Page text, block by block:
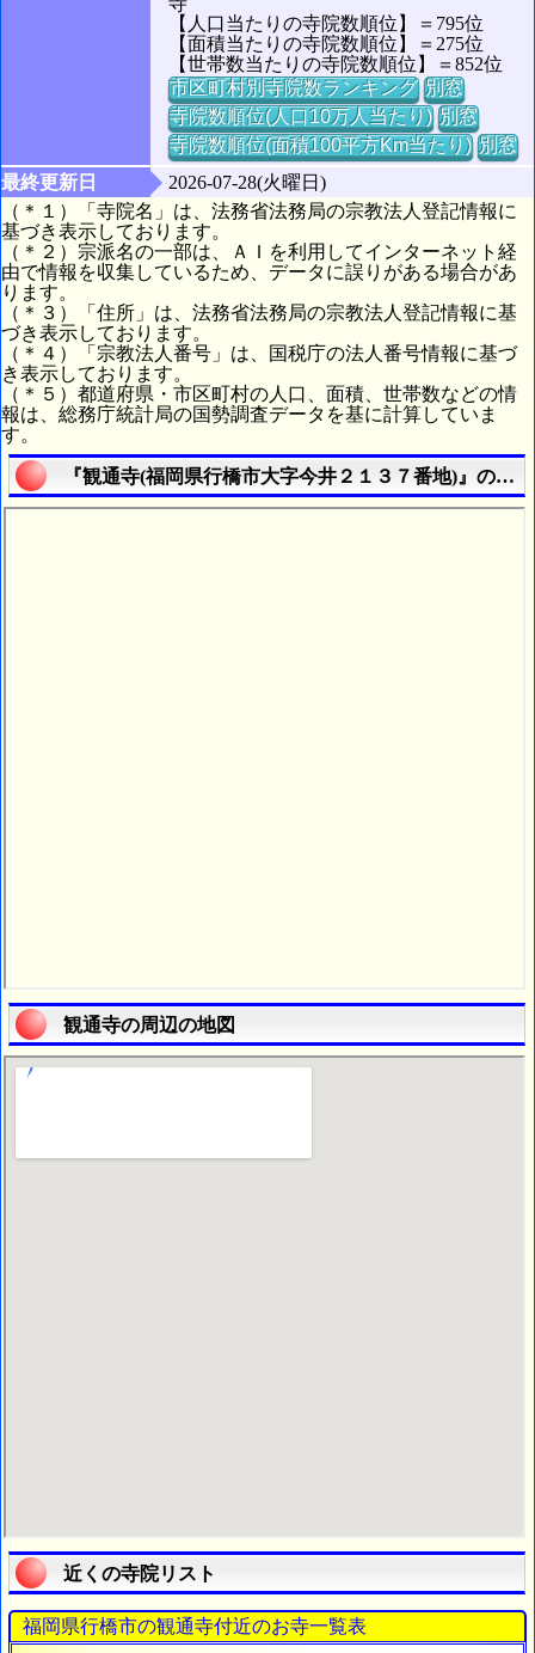
【人口当たりの寺院数順位】＝795位
【面積当たりの寺院数順位】＝275位
【世帯数当たりの寺院数順位】＝852位
市区町村別寺院数ランキング 別窓
寺院数順位(人口10万人当たり) 別窓
寺院数順位(面積100平方Km当たり) 別窓
最終更新日
2026-07-28(火曜日)
（＊１）「寺院名」は、法務省法務局の宗教法人登記情報に
基づき表示しております。
（＊２）宗派名の一部は、ＡＩを利用してインターネット経
由で情報を収集しているため、データに誤りがある場合があ
ります。
（＊３）「住所」は、法務省法務局の宗教法人登記情報に基
づき表示しております。
（＊４）「宗教法人番号」は、国税庁の法人番号情報に基づ
き表示しております。
（＊５）都道府県・市区町村の人口、面積、世帯数などの情
報は、総務庁統計局の国勢調査データを基に計算していま
す。
『観通寺(福岡県行橋市大字今井２１３７番地)』の航
観通寺の周辺の地図
近くの寺院リスト
福岡県行橋市の観通寺付近のお寺一覧表